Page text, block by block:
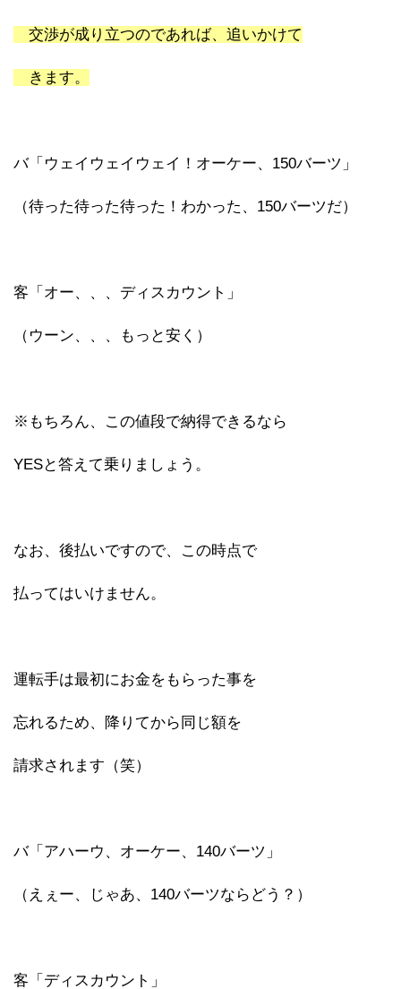
交渉が成り立つのであれば、追いかけて
きます。
バ「ウェイウェイウェイ！オーケー、150バーツ」
（待った待った待った！わかった、150バーツだ）
客「オー、、、ディスカウント」
（ウーン、、、もっと安く）
※もちろん、この値段で納得できるなら
YESと答えて乗りましょう。
なお、後払いですので、この時点で
払ってはいけません。
運転手は最初にお金をもらった事を
忘れるため、降りてから同じ額を
請求されます（笑）
バ「アハーウ、オーケー、140バーツ」
（えぇー、じゃあ、140バーツならどう？）
客「ディスカウント」